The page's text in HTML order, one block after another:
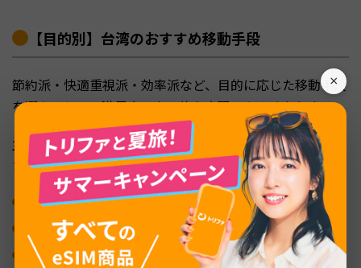
×
【目的別】台湾のおすすめ移動手段
節約派・快適重視派・効率派など、目的に応じた移動手段
を選ぶことで、満足度の高い旅を実現しやすくなります。
主なシーンごとにおすすめの移動手段を紹介するので、ぜ
ひ参考にしてみてください。
とにかく安く移動：MRT・バス＋ICカード活用
快適さ重視：タクシーとUber＋高鉄の指定席
主要観光地を効率よく巡る：鉄道・バス